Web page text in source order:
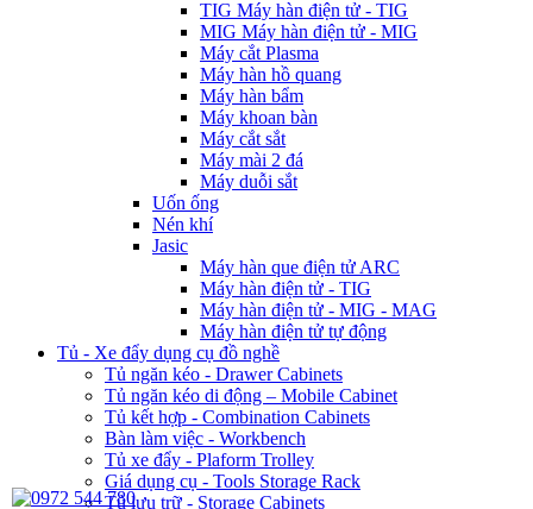
TIG Máy hàn điện tử - TIG
MIG Máy hàn điện tử - MIG
Máy cắt Plasma
Máy hàn hồ quang
Máy hàn bẩm
Máy khoan bàn
Máy cắt sắt
Máy mài 2 đá
Máy duỗi sắt
Uốn ống
Nén khí
Jasic
Máy hàn que điện tử ARC
Máy hàn điện tử - TIG
Máy hàn điện tử - MIG - MAG
Máy hàn điện tử tự động
Tủ - Xe đẩy dụng cụ đồ nghề
Tủ ngăn kéo - Drawer Cabinets
Tủ ngăn kéo di động – Mobile Cabinet
Tủ kết hợp - Combination Cabinets
Bàn làm việc - Workbench
Tủ xe đẩy - Plaform Trolley
Giá dụng cụ - Tools Storage Rack
Tủ lưu trữ - Storage Cabinets